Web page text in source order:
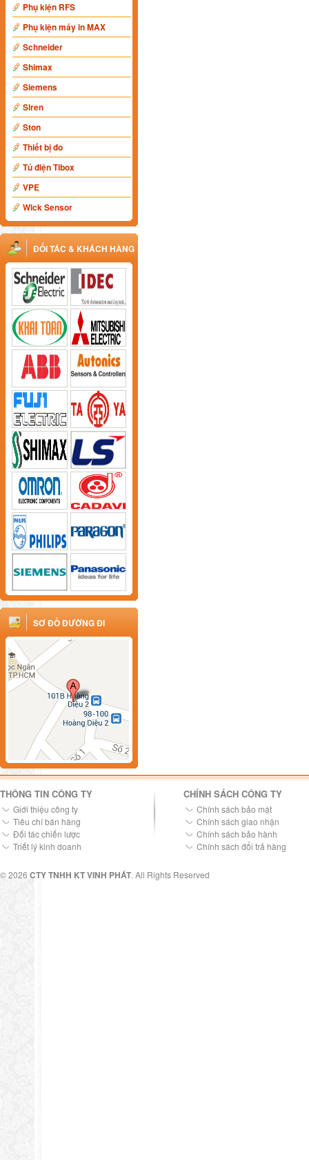
Phụ kiện RFS
Phụ kiện máy in MAX
Schneider
Shimax
Siemens
Siren
Ston
Thiết bị đo
Tủ điện Tibox
VPE
Wick Sensor
ĐỐI TÁC & KHÁCH HÀNG
SƠ ĐỒ ĐƯỜNG ĐI
THÔNG TIN CÔNG TY
Giới thiệu công ty
Tiêu chí bán hàng
Đối tác chiến lược
Triết lý kinh doanh
CHÍNH SÁCH CÔNG TY
Chính sách bảo mật
Chính sách giao nhận
Chính sách bảo hành
Chính sách đổi trả hàng
© 2026 CTY TNHH KT VINH PHÁT. All Rights Reserved